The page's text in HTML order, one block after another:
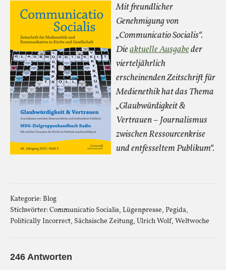
Mit freundlicher
Genehmigung von
„Communicatio Socialis“.
Dieaktuelle Ausgabeder
vierteljährlich
erscheinenden Zeitschrift für
Medienethik hat das Thema
„Glaubwürdigkeit &
Vertrauen – Journalismus
zwischen Ressourcenkrise
und entfesseltem Publikum“.
Kategorie:Blog
Stichwörter:Communicatio Socialis, Lügenpresse, Pegida,
Politically Incorrect, Sächsische Zeitung, Ulrich Wolf, Weltwoche
246 Antworten